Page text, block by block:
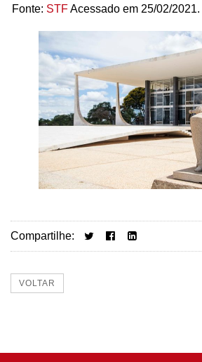
Fonte: STFAcessado em 25/02/2021.
Compartilhe:
VOLTAR